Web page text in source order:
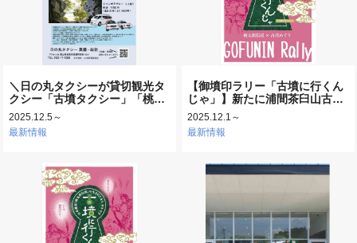
＼日の丸タクシーが貸切観光タ
クシー「古墳タクシー」「桃…
2025.12.5～
最新情報
【御墳印ラリー「古墳に行くん
じゃ」】新たに浦間茶臼山古…
2025.12.1～
最新情報